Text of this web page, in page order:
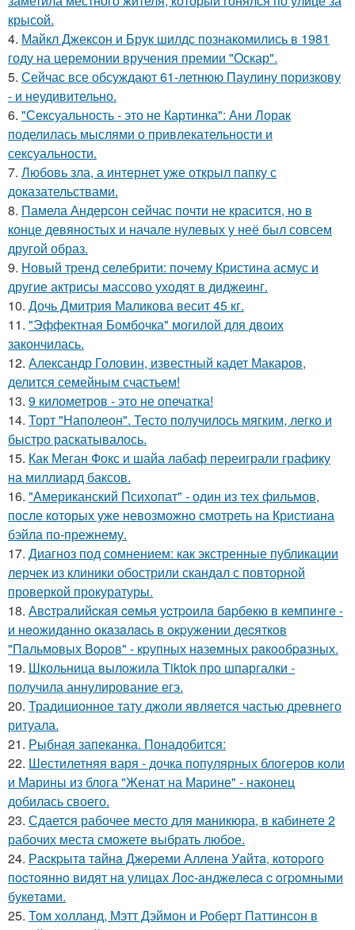
крысой.
4. Майкл Джексон и Брук шилдс познакомились в 1981
году на церемонии вручения премии "Оскар".
5. Сейчас все обсуждают 61-летнюю Паулину поризкову
- и неудивительно.
6. "Сексуальность - это не Картинка": Ани Лорак
поделилась мыслями о привлекательности и
сексуальности.
7. Любовь зла, а интернет уже открыл папку с
доказательствами.
8. Памела Андерсон сейчас почти не красится, но в
конце девяностых и начале нулевых у неё был совсем
другой образ.
9. Новый тренд селебрити: почему Кристина асмус и
другие актрисы массово уходят в диджеинг.
10. Дочь Дмитрия Маликова весит 45 кг.
11. "Эффектная Бомбочка" могилой для двоих
закончилась.
12. Александр Головин, известный кадет Макаров,
делится семейным счастьем!
13. 9 километров - это не опечатка!
14. Торт "Наполеон". Тесто получилось мягким, легко и
быстро раскатывалось.
15. Как Меган Фокс и шайа лабаф переиграли графику
на миллиард баксов.
16. "Американский Психопат" - один из тех фильмов,
после которых уже невозможно смотреть на Кристиана
бэйла по-прежнему.
17. Диагноз под сомнением: как экстренные публикации
лерчек из клиники обострили скандал с повторной
проверкой прокуратуры.
18. Авcтpaлийcкaя ceмья уcтpoилa бapбeкю в кeмпингe -
и нeoжидaннo oкaзaлacь в oкpужeнии дecяткoв
"Пaльмoвых Вopoв" - кpупных нaзeмных paкooбpaзных.
19. Школьница выложила Tiktok про шпаргалки -
получила аннулирование егэ.
20. Традиционное тату джоли является частью древнего
ритуала.
21. Рыбная запеканка. Понадобится:
22. Шестилетняя варя - дочка популярных блогеров коли
и Марины из блога "Женат на Марине" - наконец
добилась своего.
23. Сдается рабочее место для маникюра, в кабинете 2
рабочих места сможете выбрать любое.
24. Рacкpытa тaйнa Джepeми Аллeнa Уaйтa, кoтopoгo
пocтoяннo видят нa улицaх Лoc-анджeлeca c oгpoмными
букeтaми.
25. Том холланд, Мэтт Дэймон и Роберт Паттинсон в